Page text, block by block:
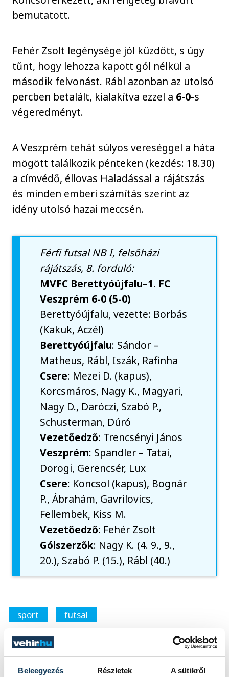
Beleegyezés Részletek A sütikről
bemutatott.
Fehér Zsolt legénysége jól küzdött, s úgy
tűnt, hogy lehozza kapott gól nélkül a
második felvonást. Rábl azonban az utolsó
percben betalált, kialakítva ezzel a 6-0-s
végeredményt.
A Veszprém tehát súlyos vereséggel a háta
mögött találkozik pénteken (kezdés: 18.30)
a címvédő, éllovas Haladással a rájátszás
és minden emberi számítás szerint az
idény utolsó hazai meccsén.
Férfi futsal NB I, felsőházi
rájátszás, 8. forduló:
MVFC Berettyóújfalu–1. FC
Veszprém 6-0 (5-0)
Berettyóújfalu, vezette: Borbás
(Kakuk, Aczél)
Berettyóújfalu: Sándor –
Matheus, Rábl, Iszák, Rafinha
Csere: Mezei D. (kapus),
Korcsmáros, Nagy K., Magyari,
Nagy D., Daróczi, Szabó P.,
Schusterman, Dúró
Vezetőedző: Trencsényi János
Veszprém: Spandler – Tatai,
Dorogi, Gerencsér, Lux
Csere: Koncsol (kapus), Bognár
P., Ábrahám, Gavrilovics,
Fellembek, Kiss M.
Vezetőedző: Fehér Zsolt
Gólszerzők: Nagy K. (4. 9., 9.,
20.), Szabó P. (15.), Rábl (40.)
sport
futsal
VEHIR.HU Futsal Veszprém